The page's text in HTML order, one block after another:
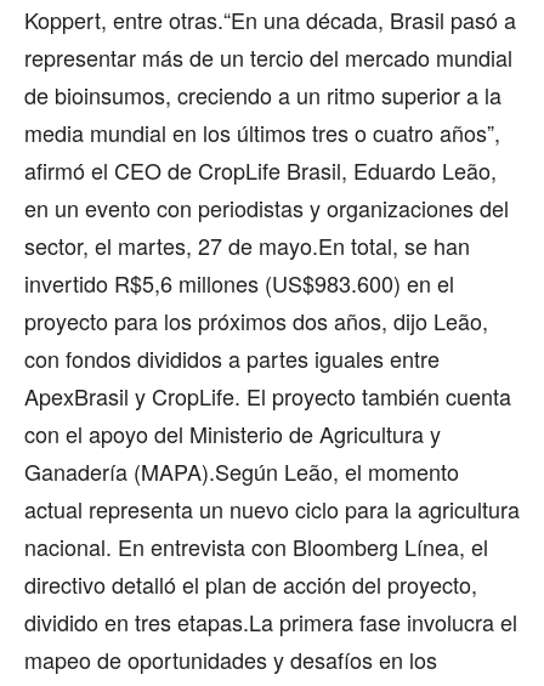
Koppert, entre otras.“En una década, Brasil pasó a
representar más de un tercio del mercado mundial
de bioinsumos, creciendo a un ritmo superior a la
media mundial en los últimos tres o cuatro años”,
afirmó el CEO de CropLife Brasil, Eduardo Leão,
en un evento con periodistas y organizaciones del
sector, el martes, 27 de mayo.En total, se han
invertido R$5,6 millones (US$983.600) en el
proyecto para los próximos dos años, dijo Leão,
con fondos divididos a partes iguales entre
ApexBrasil y CropLife. El proyecto también cuenta
con el apoyo del Ministerio de Agricultura y
Ganadería (MAPA).Según Leão, el momento
actual representa un nuevo ciclo para la agricultura
nacional. En entrevista con Bloomberg Línea, el
directivo detalló el plan de acción del proyecto,
dividido en tres etapas.La primera fase involucra el
mapeo de oportunidades y desafíos en los